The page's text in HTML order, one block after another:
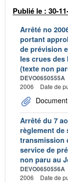
Publié le : 30-
Arrêté no
portant
de prévision
les crues des
(texte non
DEVO0650555A
2006
Date de
Arrêté du 7
règlement de
transmission
service de
non paru au
DEVO0650556A
2006
Date de